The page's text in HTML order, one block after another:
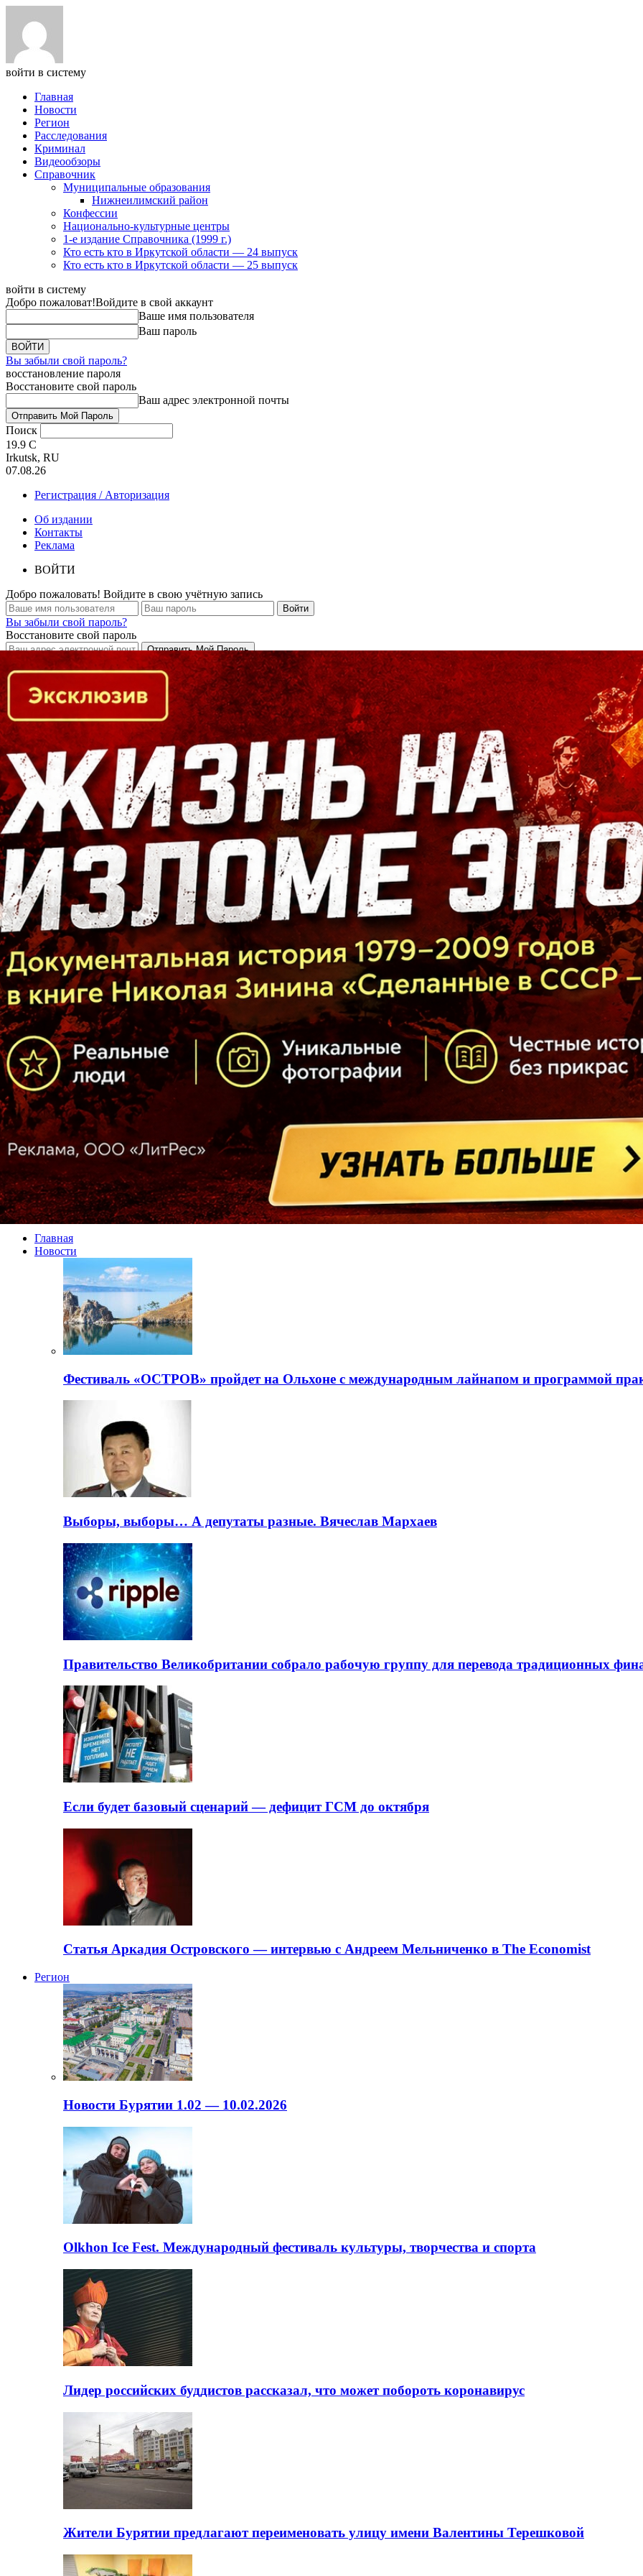
войти в систему
Главная
Новости
Регион
Расследования
Криминал
Видеообзоры
Справочник
Муниципальные образования
Нижнеилимский район
Конфессии
Национально-культурные центры
1-е издание Справочника (1999 г.)
Кто есть кто в Иркутской области — 24 выпуск
Кто есть кто в Иркутской области — 25 выпуск
войти в систему
Добро пожаловат!Войдите в свой аккаунт
Ваше имя пользователя
Ваш пароль
Вы забыли свой пароль?
восстановление пароля
Восстановите свой пароль
Ваш адрес электронной почты
Поиск
19.9 C
Irkutsk, RU
07.08.26
Регистрация / Авторизация
Об издании
Контакты
Реклама
ВОЙТИ
Добро пожаловать! Войдите в свою учётную запись
Вы забыли свой пароль?
Восстановите свой пароль
Кто есть кто в Байкальском регионе
Главная
Новости
Фестиваль «ОСТРОВ» пройдет на Ольхоне с международным лайнапом и программой
Выборы, выборы… А депутаты разные. Вячеслав Мархаев
Правительство Великобритании собрало рабочую группу для перевода традиционных
Если будет базовый сценарий — дефицит ГСМ до октября
Статья Аркадия Островского — интервью с Андреем Мельниченко в The Economist
Регион
Новости Бурятии 1.02 — 10.02.2026
Olkhon Ice Fest. Международный фестиваль культуры, творчества и спорта
Лидер российских буддистов рассказал, что может побороть коронавирус
Жители Бурятии предлагают переименовать улицу имени Валентины Терешковой